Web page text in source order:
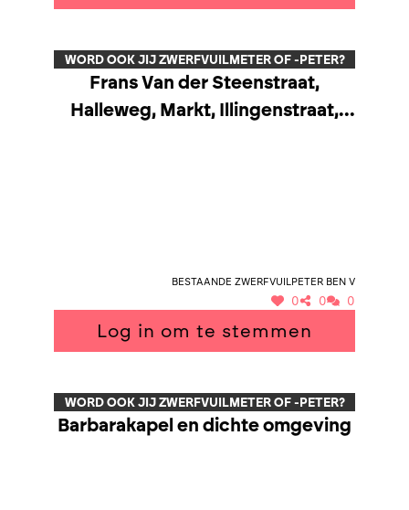
WORD OOK JIJ ZWERFVUILMETER OF -PETER?
Frans Van der Steenstraat,
Halleweg, Markt, Illingenstraat,
Bestaande zwerfvuilpeter Ben V
0 0 0
Log in om te stemmen
WORD OOK JIJ ZWERFVUILMETER OF -PETER?
Barbarakapel en dichte omgeving